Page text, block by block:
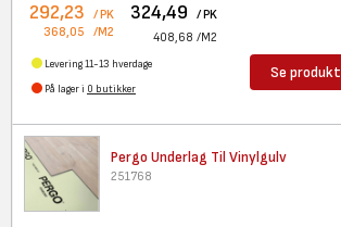
292,23 / PK
368,05 /M2
324,49 / PK
408,68 /M2
Levering 11-13 hverdage
På lager i 0 butikker
Se produkt
Pergo Underlag Til Vinylgulv
251768